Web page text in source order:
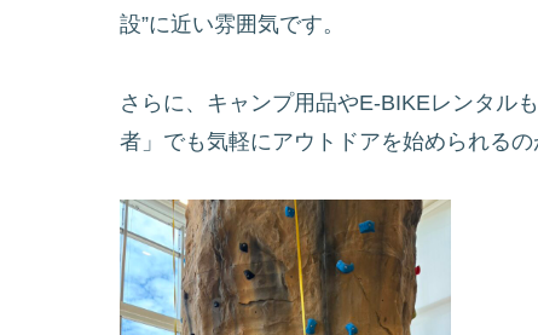
設”に近い雰囲気です。
さらに、キャンプ用品やE-BIKEレンタル
者」でも気軽にアウトドアを始められるの